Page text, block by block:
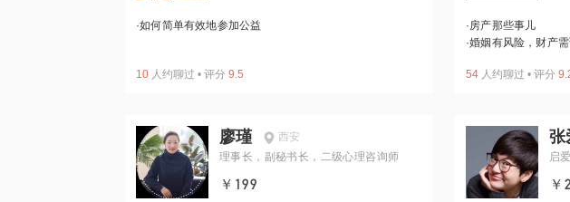
·如何简单有效地参加公益
10 人约聊过 • 评分 9.5
·房产那些事儿
·婚姻有风险，财产
54 人约聊过 • 评分
廖瑾
西安
理事长，副秘书长，二级心理咨询师
￥199
张
启
￥